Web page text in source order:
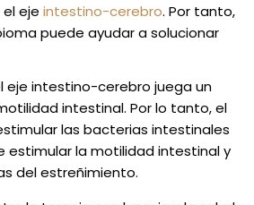
eje intestino-cerebro. Por tanto,
puede ayudar a solucionar
eje intestino-cerebro juega un
intestinal. Por lo tanto, el
las bacterias intestinales
estimular la motilidad intestinal y
del estreñimiento.